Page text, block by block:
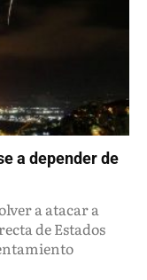
a depender de
a atacar a
de Estados